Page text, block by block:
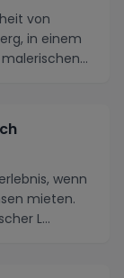
von
in einem
malerischen
wenn
mieten.
L...